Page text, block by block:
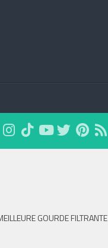
GOURDE FILTRANTE